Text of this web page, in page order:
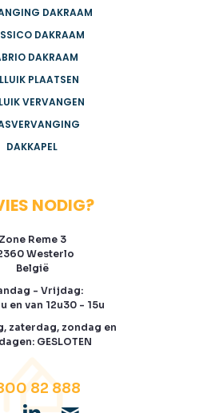
DAKRAAM
DAKRAAM
DAKRAAM
PLAATSEN
VERVANGEN
DAKKAPEL
NODIG?
Zone Reme 3
Westerlo
België
- Vrijdag:
en van 12u30 - 15u
zaterdag, zondag en
GESLOTEN
82 888